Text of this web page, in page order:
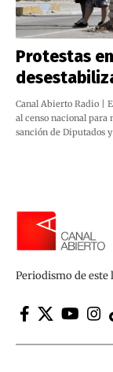
Protestas
Canal Abierto Radio |
al censo nacional
sanción de Diputados
Periodismo de este